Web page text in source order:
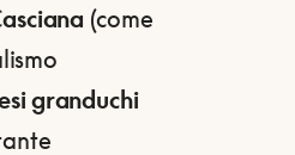
(come
granduchi